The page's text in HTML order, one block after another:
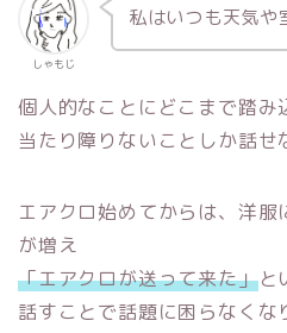
しゃもじ
私はいつも天気や
個人的なことにどこまで踏み
当たり障りないことしか話
エアクロ始めてからは、洋服
が増え
「エアクロが送って来た」と
話すことで話題に困らなくな